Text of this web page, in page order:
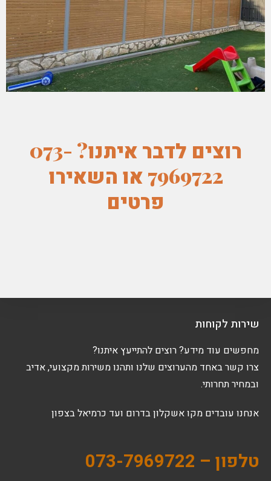
רוצים לדבר איתנו? 073-
7969722 או השאירו
פרטים
שירות לקוחות
מחפשים עוד מידע? רוצים להתייעץ איתנו?
צרו קשר באחד מהערוצים שלנו ותהנו משירות מקצועי, אדיב
ובמחיר תחרותי.
אנחנו עובדים מקו אשקלון בדרום ועד כרמיאל בצפון
טלפון – 073-7969722